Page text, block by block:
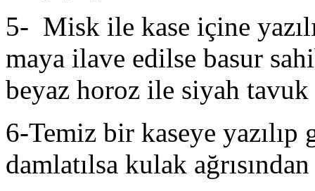
5- Misk ile kase içine
maya ilave edilse basur
beyaz horoz ile siyah
6-Temiz bir kaseye
damlatılsa kulak